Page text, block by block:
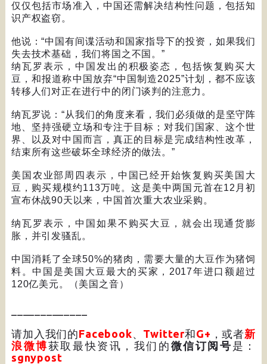
仅仅包括市场准入，中国还需解决结构性问题，包括知
识产权盗窃。
他说：“中国有间谍活动和国家指导下的投资，如果我们
失去技术基础，我们将国之不国。 ”
纳瓦罗表示，中国发出的积极姿态，包括恢复购买大
豆，和报道称中国放弃“中国制造2025”计划，都不应该
转移人们对正在进行中的闭门谈判的注意力。
纳瓦罗说：“从我们的角度来看，我们必须做的是坚守阵
地、坚持强硬立场和专注于目标；对我们国家、这个世
界、以及对中国而言，真正的目标是完成结构性改革，
结束所有这些破坏全球经济的做法。 ”
美国农业部周四表示，中国已经开始恢复购买美国大
豆，购买规模约113万吨。这是美中两国元首在12 月初
宣布休战90天以来，中国首次重大农业采购。
纳瓦罗表示，中国如果不购买大豆，就会出现通货膨
胀，并引发骚乱。
中国消耗了全球50%的猪肉，需要大量的大豆作为猪饲
料。中国是美国大豆最大的买家， 2017年进口额超过
120亿美元。（美国之音）
请加入我们的Facebook、 Twitter和G+ ，或者新
浪微博获取最快资讯，我们的 微信订阅号 是：
sgnypost